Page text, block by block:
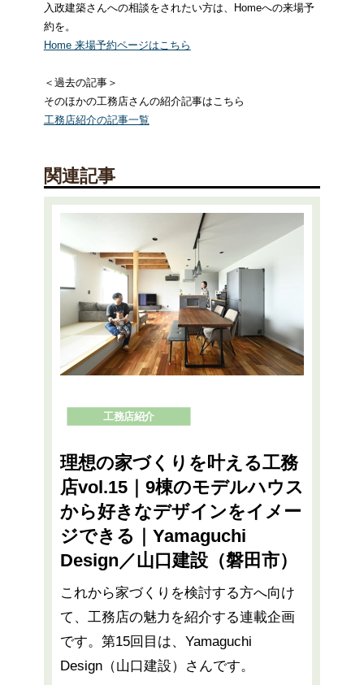
入政建築さんへの相談をされたい方は、Homeへの来場予
約を。
Home 来場予約ページはこちら
＜過去の記事＞
そのほかの工務店さんの紹介記事はこちら
工務店紹介の記事一覧
関連記事
工務店紹介
理想の家づくりを叶える工務
店vol.15｜9棟のモデルハウス
から好きなデザインをイメー
ジできる｜Yamaguchi
Design／山口建設（磐田市）
これから家づくりを検討する方へ向け
て、工務店の魅力を紹介する連載企画
です。第15回目は、Yamaguchi
Design（山口建設）さんです。